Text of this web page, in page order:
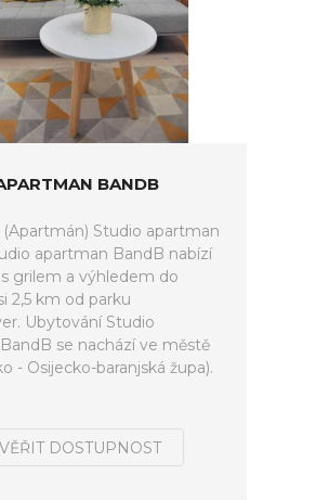
BANDB
Studio apartman
apartman BandB nabízí
grilem a výhledem do
2,5 km od parku
Ubytování Studio
se nachází ve městě
- Osijecko-baranjská župa).
DOSTUPNOST